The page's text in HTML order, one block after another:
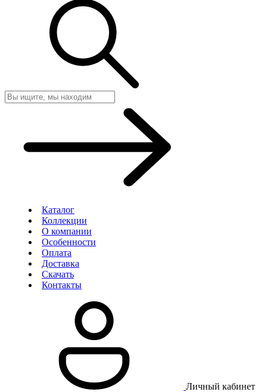
Каталог
Коллекции
О компании
Особенности
Оплата
Доставка
Скачать
Контакты
Личный кабинет